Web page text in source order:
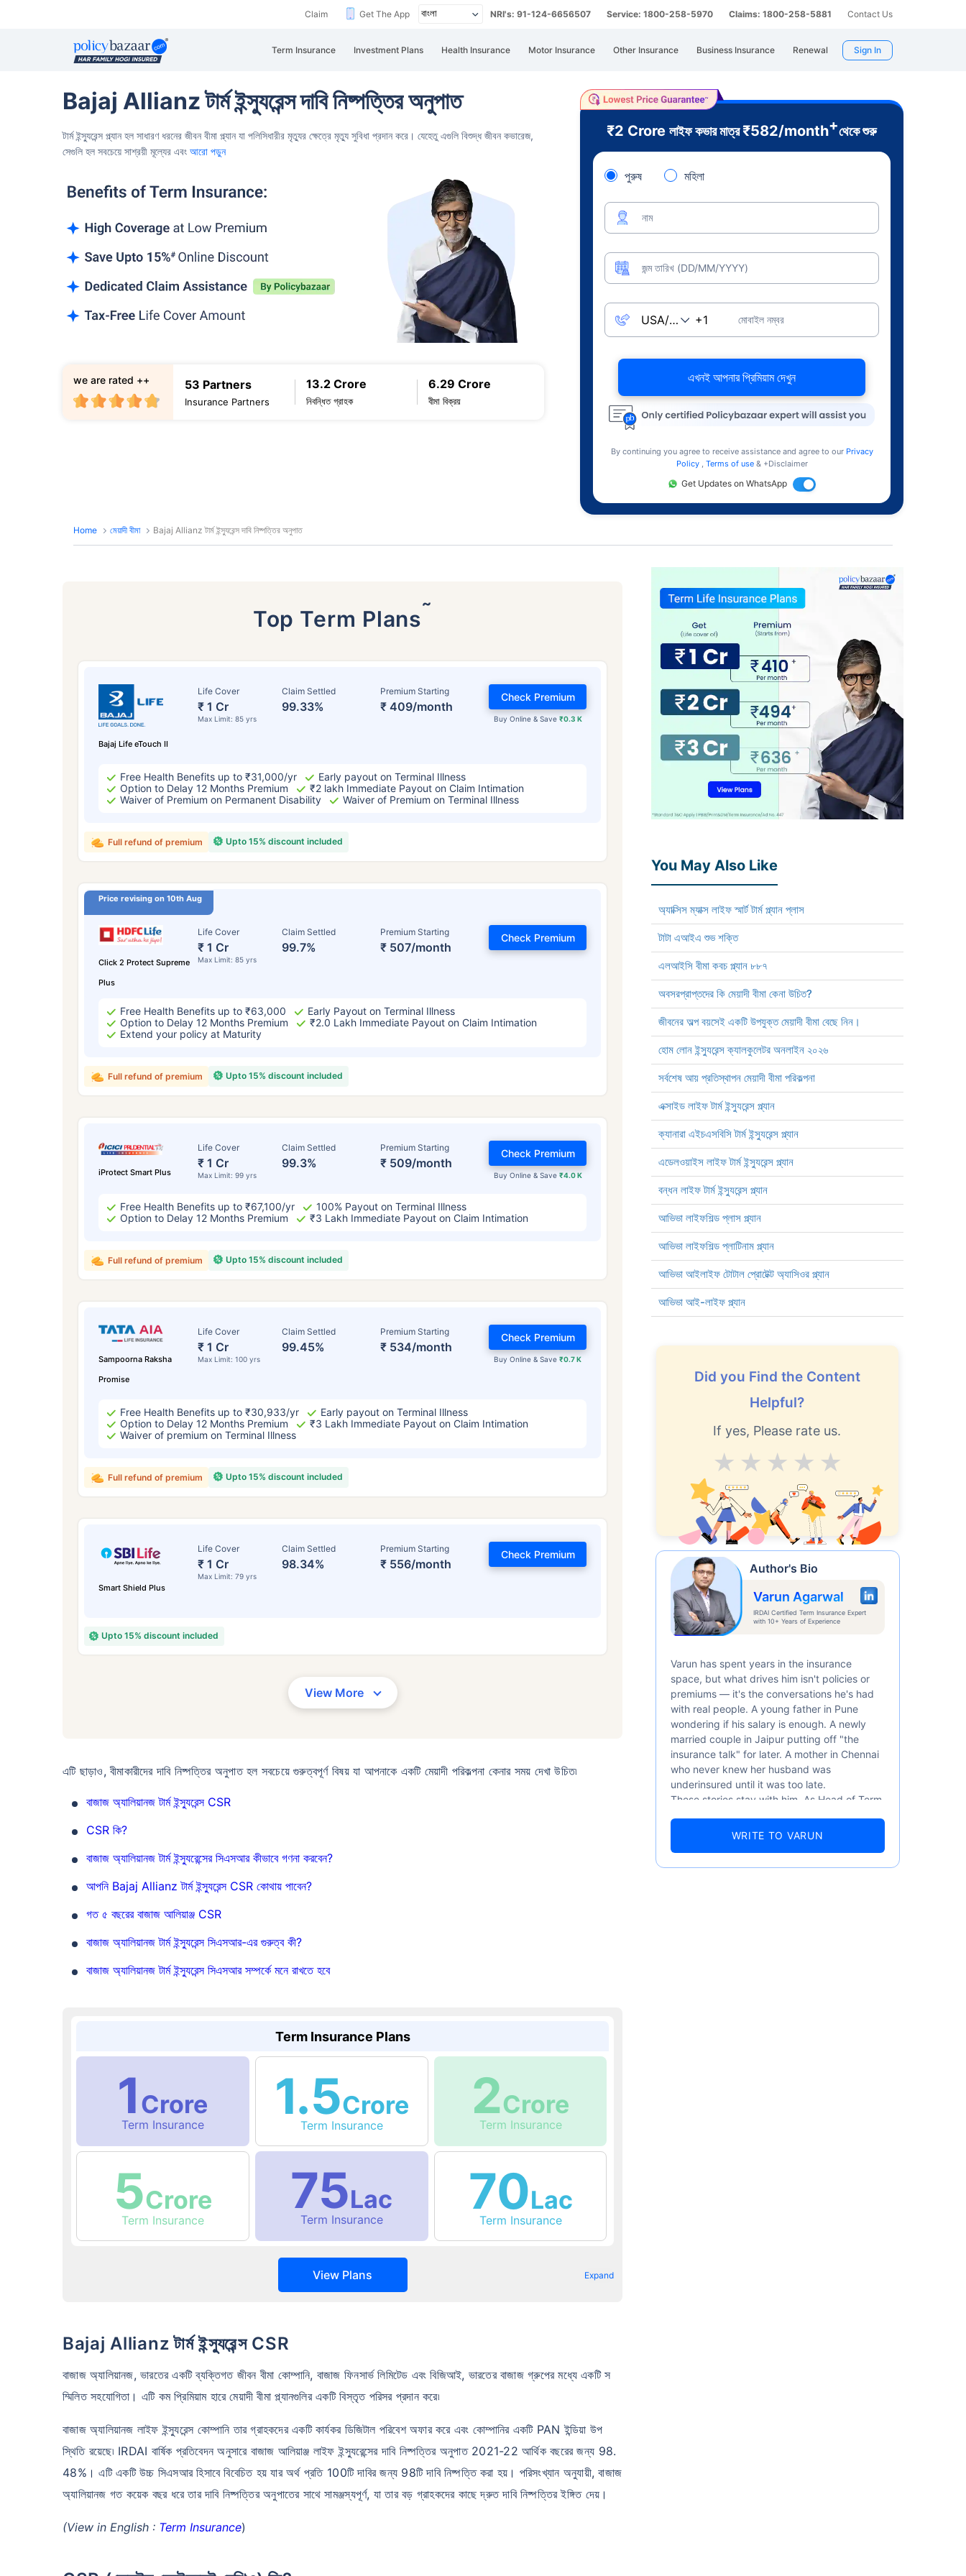
Claim Get The App NRI's: 91-124-6656507 Service: 1800-258-5970 Claims: 1800-258-5881 Contact Us
Term Insurance Investment Plans Health Insurance Motor Insurance Other Insurance Business Insurance Renewal Sign In
Bajaj Allianz টার্ম ইন্স্যুরেন্স দাবি নিষ্পত্তির অনুপাত
টার্ম ইন্স্যুরেন্স প্ল্যান হল সাধারণ ধরনের জীবন বীমা প্ল্যান যা পলিসিধারীর মৃত্যুর ক্ষেত্রে মৃত্যু সুবিধা প্রদান করে। যেহেতু এগুলি বিশুদ্ধ জীবন কভারেজ,
সেগুলি হল সবচেয়ে সাশ্রয়ী মূল্যের এবং আরো পড়ুন
53 Partners
Insurance Partners
13.2 Crore
নিবন্ধিত গ্রাহক
6.29 Crore
বীমা বিক্রয়
we are rated ++
₹2 Crore লাইফ কভার মাত্র₹582/month+থেকে শুরু
পুরুষ মহিলা
নাম
জন্ম তারিখ (DD/MM/YYYY)
মোবাইল নম্বর
এখনই আপনার প্রিমিয়াম দেখুন
By continuing you agree to receive assistance and agree to our Privacy
Policy
Terms of use & +Disclaimer
Get Updates on WhatsApp
Home মেয়াদী বীমা Bajaj Allianz টার্ম ইন্স্যুরেন্স দাবি নিষ্পত্তির অনুপাত
Top Term Plans˜
Bajaj Life eTouch II
Life Cover
₹ 1 Cr
Max Limit: 85 yrs
Claim Settled
99.33%
Premium Starting
₹ 409/month
Buy Online & Save ₹0.3 K
Check Premium
Free Health Benefits up to ₹31,000/yr
Early payout on Terminal Illness
Option to Delay 12 Months Premium
₹2 lakh Immediate Payout on Claim Intimation
Waiver of Premium on Permanent Disability
Waiver of Premium on Terminal Illness
Upto 15% discount included
Full refund of premium
Price revising on 10th Aug
Click 2 Protect Supreme
Plus
Life Cover
₹ 1 Cr
Max Limit: 85 yrs
Claim Settled
99.7%
Premium Starting
₹ 507/month
Check Premium
Free Health Benefits up to ₹63,000
Early Payout on Terminal Illness
Option to Delay 12 Months Premium
₹2.0 Lakh Immediate Payout on Claim Intimation
Extend your policy at Maturity
Upto 15% discount included
Full refund of premium
iProtect Smart Plus
Life Cover
₹ 1 Cr
Max Limit: 99 yrs
Claim Settled
99.3%
Premium Starting
₹ 509/month
Buy Online & Save ₹4.0 K
Check Premium
Free Health Benefits up to ₹67,100/yr
100% Payout on Terminal Illness
Option to Delay 12 Months Premium
₹3 Lakh Immediate Payout on Claim Intimation
Upto 15% discount included
Full refund of premium
Sampoorna Raksha
Promise
Life Cover
₹ 1 Cr
Max Limit: 100 yrs
Claim Settled
99.45%
Premium Starting
₹ 534/month
Buy Online & Save₹0.7 K
Check Premium
Free Health Benefits up to ₹30,933/yr
Early payout on Terminal Illness
Option to Delay 12 Months Premium
₹3 Lakh Immediate Payout on Claim Intimation
Waiver of premium on Terminal Illness
Upto 15% discount included
Full refund of premium
Smart Shield Plus
Life Cover
₹ 1 Cr
Max Limit: 79 yrs
Claim Settled
98.34%
Premium Starting
₹ 556/month
Check Premium
Upto 15% discount included
View More
এটি ছাড়াও, বীমাকারীদের দাবি নিষ্পত্তির অনুপাত হল সবচেয়ে গুরুত্বপূর্ণ বিষয় যা আপনাকে একটি মেয়াদী পরিকল্পনা কেনার সময় দেখা উচিত৷
বাজাজ অ্যালিয়ানজ টার্ম ইন্স্যুরেন্স CSR
CSR কি?
বাজাজ অ্যালিয়ানজ টার্ম ইন্স্যুরেন্সের সিএসআর কীভাবে গণনা করবেন?
আপনি Bajaj Allianz টার্ম ইন্স্যুরেন্স CSR কোথায় পাবেন?
গত ৫ বছরের বাজাজ আলিয়াঞ্জ CSR
বাজাজ অ্যালিয়ানজ টার্ম ইন্স্যুরেন্স সিএসআর-এর গুরুত্ব কী?
বাজাজ অ্যালিয়ানজ টার্ম ইন্স্যুরেন্স সিএসআর সম্পর্কে মনে রাখতে হবে
Term Insurance Plans
1Crore
Term Insurance 1.5Crore
Term Insurance
2Crore
Term Insurance
5Crore
Term Insurance
75Lac
Term Insurance 70Lac
Term Insurance
View Plans Expand
Bajaj Allianz টার্ম ইন্স্যুরেন্স CSR
বাজাজ অ্যালিয়ানজ, ভারতের একটি ব্যক্তিগত জীবন বীমা কোম্পানি, বাজাজ ফিনসার্ভ লিমিটেড এবং বিজিআই, ভারতের বাজাজ গ্রুপের মধ্যে একটি স
ম্মিলিত সহযোগিতা। এটি কম প্রিমিয়াম হারে মেয়াদী বীমা প্ল্যানগুলির একটি বিস্তৃত পরিসর প্রদান করে৷
বাজাজ অ্যালিয়ানজ লাইফ ইন্স্যুরেন্স কোম্পানি তার গ্রাহকদের একটি কার্যকর ডিজিটাল পরিবেশ অফার করে এবং কোম্পানির একটি PAN ইন্ডিয়া উপ
স্থিতি রয়েছে৷ IRDAI বার্ষিক প্রতিবেদন অনুসারে বাজাজ আলিয়াঞ্জ লাইফ ইন্স্যুরেন্সের দাবি নিষ্পত্তির অনুপাত 2021-22 আর্থিক বছরের জন্য 98.
48%। এটি একটি উচ্চ সিএসআর হিসাবে বিবেচিত হয় যার অর্থ প্রতি 100টি দাবির জন্য 98টি দাবি নিষ্পত্তি করা হয়। পরিসংখ্যান অনুযায়ী, বাজাজ
অ্যালিয়ানজ গত কয়েক বছর ধরে তার দাবি নিষ্পত্তির অনুপাতের সাথে সামঞ্জস্যপূর্ণ, যা তার বড় গ্রাহকদের কাছে দ্রুত দাবি নিষ্পত্তির ইঙ্গিত দেয়।
(View in English : Term Insurance)
You May Also Like
অ্যাক্সিস ম্যাক্স লাইফ স্মার্ট টার্ম প্ল্যান প্লাস
টাটা এআইএ শুভ শক্তি
এলআইসি বীমা কবচ প্ল্যান ৮৮৭
অবসরপ্রাপ্তদের কি মেয়াদী বীমা কেনা উচিত?
জীবনের অল্প বয়সেই একটি উপযুক্ত মেয়াদী বীমা বেছে নিন।
হোম লোন ইন্স্যুরেন্স ক্যালকুলেটর অনলাইন ২০২৬
সর্বশেষ আয় প্রতিস্থাপন মেয়াদী বীমা পরিকল্পনা
এক্সাইড লাইফ টার্ম ইন্স্যুরেন্স প্ল্যান
ক্যানারা এইচএসবিসি টার্ম ইন্স্যুরেন্স প্ল্যান
এডেলওয়াইস লাইফ টার্ম ইন্স্যুরেন্স প্ল্যান
বন্ধন লাইফ টার্ম ইন্স্যুরেন্স প্ল্যান
আভিভা লাইফশিল্ড প্লাস প্ল্যান
আভিভা লাইফশিল্ড প্লাটিনাম প্ল্যান
আভিভা আইলাইফ টোটাল প্রোটেক্ট অ্যাসিওর প্ল্যান
আভিভা আই-লাইফ প্ল্যান
Did you Find the Content
Helpful?
If yes, Please rate us.
Excellent
V.Good
Good
Average
Author's Bio
Varun Agarwal
IRDAI Certified Term Insurance Expert
with 10+ Years of Experience
Varun has spent years in the insurance
space, but what drives him isn't policies or
premiums — it's the conversations he's had
with real people. A young father in Pune
wondering if his salary is enough. A newly
married couple in Jaipur putting off "the
insurance talk" for later. A mother in Chennai
who never knew her husband was
underinsured until it was too late.
These stories stay with him. As Head of Term
numbers well — 52.4% of Indians are aware
WRITE TO VARUN
বয়স কীভাবে টার্ম ইন্স্যুরেন্স
২৪ বছর ৩৪ বছর
*৪৩৪/মাস হল ১ কোটির টার্ম লাইফ ইন্স্যুরেন্সের শুরুর দাম — ধূমপান না করা, পূর্ব-বিদ্যমান কোনো রোগ নেই এমন ব্যক্তির জন্য, ৩৬ বছর বয়স পর্যন্ত কভার। *₹৬৩০/মাস হল ১ কোটির টার্ম লাইফ ইন্স্যুরেন্সের শুরুর দাম — ধূমপান না করা, পূর্ব-বিদ্যমান
কোনো রোগ নেই এমন ব্যক্তির জন্য, ৪৬ বছর বয়স পর্যন্ত কভার। *₹১,৩৭৬/মাস হল ১ কোটির টার্ম লাইফ ইন্স্যুরেন্সের শুরুর দাম — ধূমপান না করা, পূর্ব-বিদ্যমান কোনো রোগ নেই এমন ব্যক্তির জন্য, ৫৬ বছর বয়স পর্যন্ত কভার।